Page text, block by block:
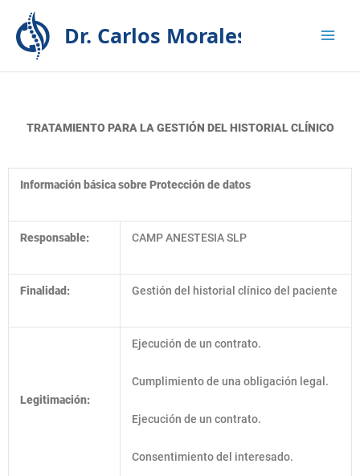
contenido
TRATAMIENTO PARA LA GESTIÓN DEL HISTORIAL CLÍNICO
Información básica sobre Protección de datos
Responsable: CAMP ANESTESIA SLP
Finalidad: Gestión del historial clínico del paciente
Legitimación:
Ejecución de un contrato.
Cumplimiento de una obligación legal.
Ejecución de un contrato.
Consentimiento del interesado.